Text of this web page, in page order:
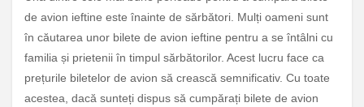
de avion ieftine este înainte de sărbători. Mulți oameni sunt
în căutarea unor bilete de avion ieftine pentru a se întâlni cu
familia și prietenii în timpul sărbătorilor. Acest lucru face ca
prețurile biletelor de avion să crească semnificativ. Cu toate
acestea, dacă sunteți dispus să cumpărați bilete de avion